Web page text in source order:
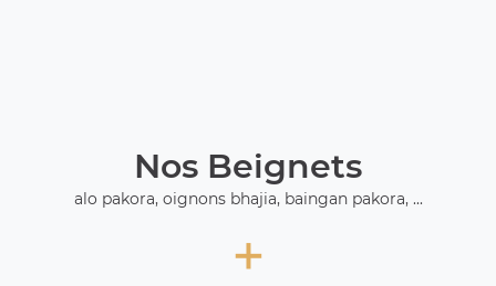
Nos Beignets
alo pakora, oignons bhajia, baingan pakora, ...
+